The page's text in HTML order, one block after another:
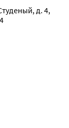
д. 4,